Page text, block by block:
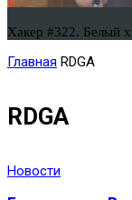
Хакер #322. Белый
Главная RDGA
RDGA
Новости